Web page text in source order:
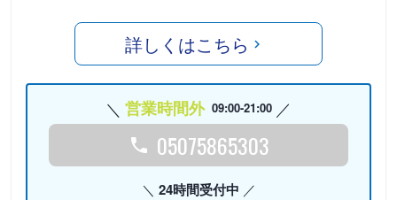
詳しくはこちら
営業時間外 09:00-21:00
05075865303
24時間受付中